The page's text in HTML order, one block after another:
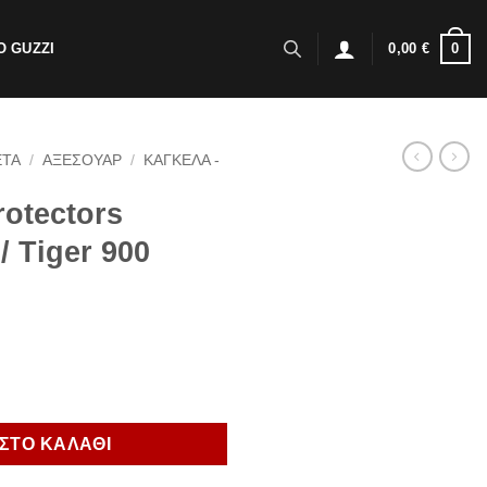
GUZZI 0,00 € 0
/ ΑΞΕΣΟΥΑΡ / ΚΑΓΚΕΛΑ -
Tiger 900
ΚΑΛΑΘΙ